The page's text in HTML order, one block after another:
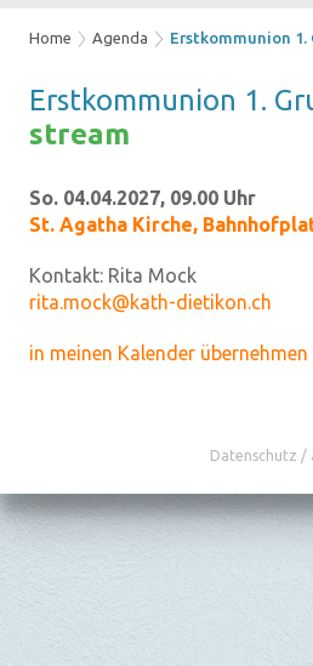
Home Agenda Erstkommunion 1.
Erst­kom­mu­ni­on 1.
stream
So. 04.04.2027, 09.00 Uhr
St. Agatha Kirche,
Kontakt: Rita Mock
rita.mock@kath-dietikon.ch
in meinen Kalender übernehmen
Datenschutz /